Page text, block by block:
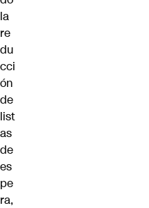
la
re
du
cci
ón
de
list
as
de
es
pe
ra,